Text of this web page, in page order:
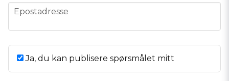
email
Epostadresse
Ja, du kan publisere spørsmålet mitt